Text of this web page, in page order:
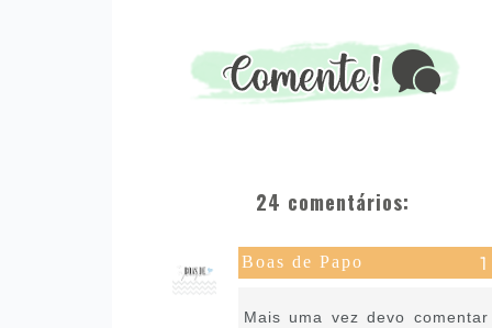
24 comentários:
Boas de Papo
Mais uma vez devo comentar